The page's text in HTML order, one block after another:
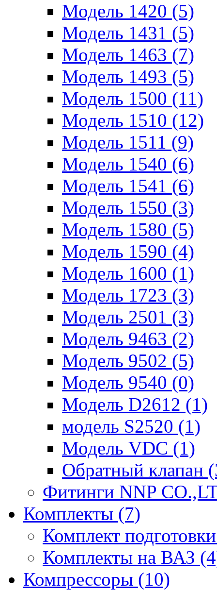
Модель 1420 (5)
Модель 1431 (5)
Модель 1463 (7)
Модель 1493 (5)
Модель 1500 (11)
Модель 1510 (12)
Модель 1511 (9)
Модель 1540 (6)
Модель 1541 (6)
Модель 1550 (3)
Модель 1580 (5)
Модель 1590 (4)
Модель 1600 (1)
Модель 1723 (3)
Модель 2501 (3)
Модель 9463 (2)
Модель 9502 (5)
Модель 9540 (0)
Модель D2612 (1)
модель S2520 (1)
Модель VDC (1)
Обратный клапан
Фитинги NNP
Комплекты (7)
Комплект
Комплекты на ВАЗ
Компрессоры (10)